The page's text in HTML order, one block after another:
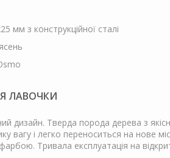
мм з конструкційної сталі
ЛАВОЧКИ
дизайн. Тверда порода дерева з
вагу і легко переноситься на нове
Тривала експлуатація на